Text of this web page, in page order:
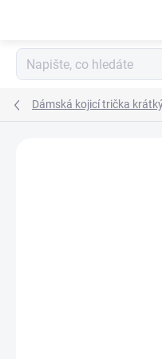
Dámská kojicí trička